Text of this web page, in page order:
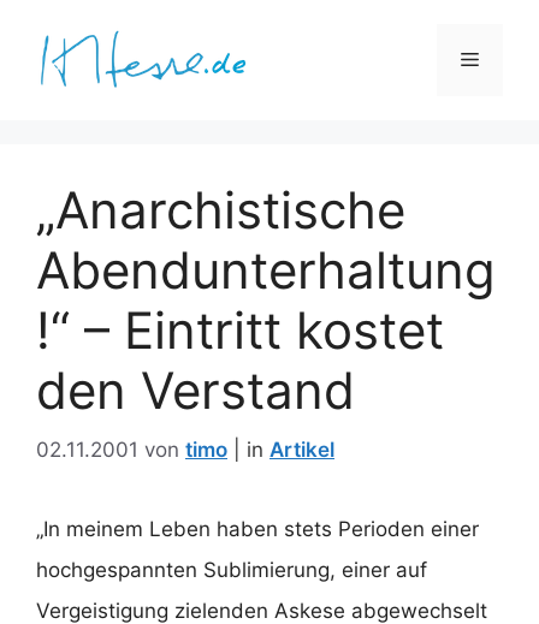
Inhalt
springen
Menü
„Anarchistische
Abendunterhaltung
!“ – Eintritt kostet
den Verstand
02.11.2001 von timo Artikel
„In meinem Leben haben stets Perioden einer
hochgespannten Sublimierung, einer auf
Vergeistigung zielenden Askese abgewechselt